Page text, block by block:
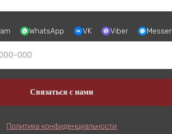
WhatsApp VK Viber
Связаться с нами
Политика конфиденциальности